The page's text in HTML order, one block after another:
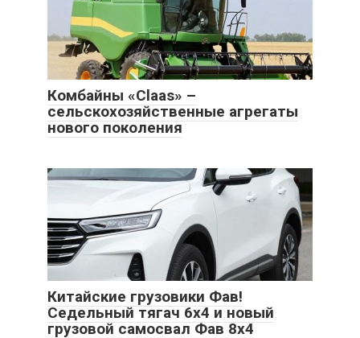
Комбайны «Claas» –
сельскохозяйственные агрегаты
нового поколения
Китайские грузовики Фав!
Седельный тягач 6х4 и новый
грузовой самосвал Фав 8х4